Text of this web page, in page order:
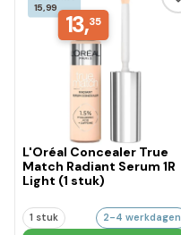
15,99
13,35
L'Oréal Concealer True
Match Radiant Serum 1R
Light (1 stuk)
1 stuk 2-4 werkdagen